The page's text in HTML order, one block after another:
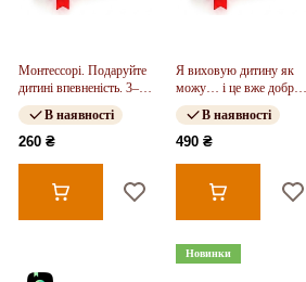
Монтессорі. Подаруйте
дитині впевненість. 3–12
років
В наявності
260 ₴
Я виховую дитину як
можу… і це вже добре!
(у)
В наявності
490 ₴
Новинки